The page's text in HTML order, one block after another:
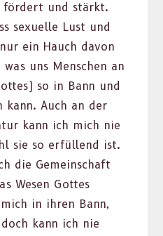
fördert und stärkt.
sex­uelle Lust und
ein Hauch davon
uns Men­schen an
so in Bann und
kann. Auch an der
kann ich mich nie
sie so erfül­lend ist.
die Gemein­schaft
Wesen Gottes
in ihren Bann,
kann ich nie